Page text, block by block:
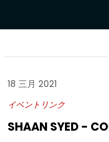
18 三月 2021
イベントリンク
SHAAN SYED -